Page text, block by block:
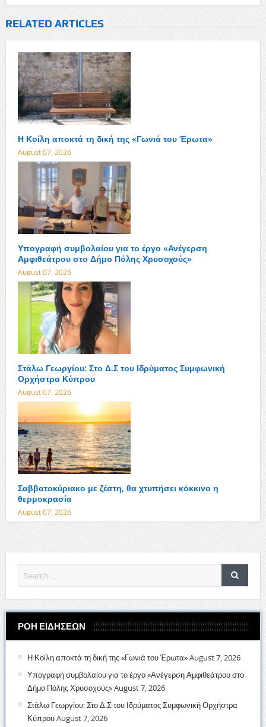
RELATED ARTICLES
Η Κοίλη αποκτά τη δική της «Γωνιά του Έρωτα»
August 07, 2026
Υπογραφή συμβολαίου για το έργο «Ανέγερση
Αμφιθεάτρου στο Δήμο Πόλης Χρυσοχούς»
August 07, 2026
Στάλω Γεωργίου: Στο Δ.Σ του Ιδρύματος Συμφωνική
Ορχήστρα Κύπρου
August 07, 2026
Σαββατοκύριακο με ζέστη, θα χτυπήσει κόκκινο η
θερμοκρασία
August 07, 2026
ΡΟΗ ΕΙΔΗΣΕΩΝ
Η Κοίλη αποκτά τη δική της «Γωνιά του Έρωτα»August 7, 2026
Υπογραφή συμβολαίου για το έργο «Ανέγερση Αμφιθεάτρου στο
Δήμο Πόλης Χρυσοχούς»August 7, 2026
Στάλω Γεωργίου: Στο Δ.Σ του Ιδρύματος Συμφωνική Ορχήστρα
ΚύπρουAugust 7, 2026